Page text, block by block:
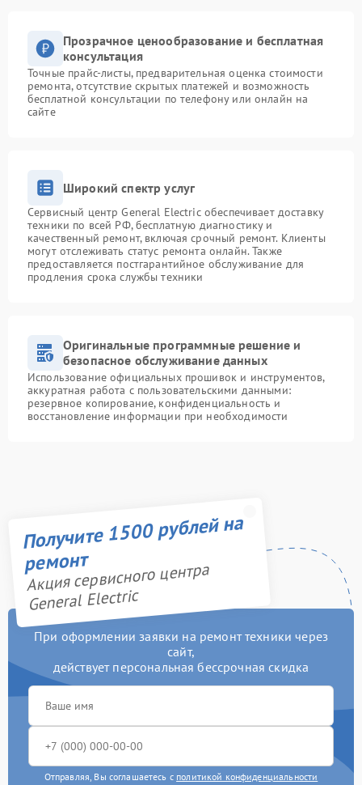
Прозрачное ценообразование и бесплатная
консультация
Точные прайс-листы, предварительная оценка стоимости
ремонта, отсутствие скрытых платежей и возможность
бесплатной консультации по телефону или онлайн на
сайте
Широкий спектр услуг
Сервисный центр General Electric обеспечивает доставку
техники по всей РФ, бесплатную диагностику и
качественный ремонт, включая срочный ремонт. Клиенты
могут отслеживать статус ремонта онлайн. Также
предоставляется постгарантийное обслуживание для
продления срока службы техники
Оригинальные программные решение и
безопасное обслуживание данных
Использование официальных прошивок и инструментов,
аккуратная работа с пользовательскими данными:
резервное копирование, конфиденциальность и
восстановление информации при необходимости
Получите 1500 рублей на
ремонт
Акция сервисного центра
General Electric
При оформлении заявки на ремонт техники через
сайт,
действует персональная бессрочная скидка
Отправляя, Вы соглашаетесь с политикой конфиденциальности